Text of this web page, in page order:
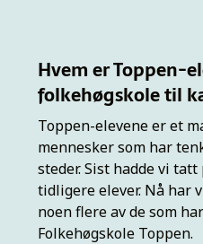
Hvem er Toppen-
folkehøgskole til
Toppen-elevene er et
mennesker som har
steder. Sist hadde vi
tidligere elever. Nå har
noen flere av de som
Folkehøgskole Toppen.